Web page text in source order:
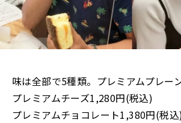
味は全部で5種類。プレミアムプレー
プレミアムチーズ1,280円(税込)
プレミアムチョコレート1,380円(税